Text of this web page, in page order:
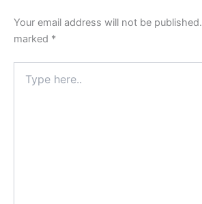
Your email address will not be published.
marked *
here..